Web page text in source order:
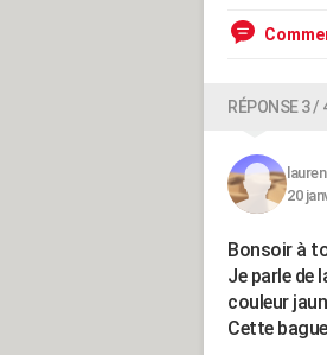
RÉPONSE 3 /
20
Bonsoir à
Je parle de
couleur
Cette